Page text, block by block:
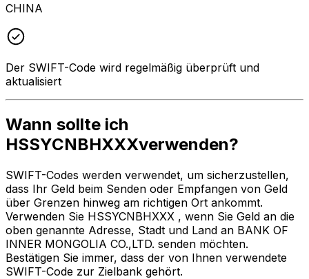
CHINA
Der SWIFT-Code wird regelmäßig überprüft und
aktualisiert
Wann sollte ich
HSSYCNBHXXXverwenden?
SWIFT-Codes werden verwendet, um sicherzustellen,
dass Ihr Geld beim Senden oder Empfangen von Geld
über Grenzen hinweg am richtigen Ort ankommt.
Verwenden Sie HSSYCNBHXXX , wenn Sie Geld an die
oben genannte Adresse, Stadt und Land an BANK OF
INNER MONGOLIA CO.,LTD. senden möchten.
Bestätigen Sie immer, dass der von Ihnen verwendete
SWIFT-Code zur Zielbank gehört.